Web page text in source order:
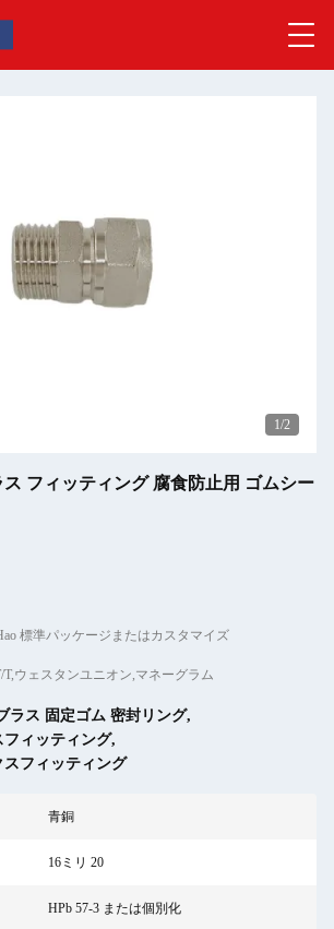
1/2
ス フィッティング 腐食防止用 ゴムシー
標準パッケージまたはカスタマイズ
T,ウェスタンユニオン,マネーグラム
ラス 固定ゴム 密封リング,
フィッティング,
スフィッティング
青銅
16ミリ 20
HPb 57-3 または個別化